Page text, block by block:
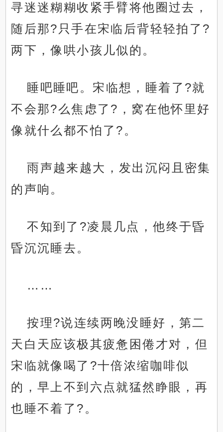
寻迷迷糊糊收紧手臂将他圈过去，
随后那?只手在宋临后背轻轻拍了?
两下，像哄小孩儿似的。
睡吧睡吧。宋临想，睡着了?就
不会那?么焦虑了?，窝在他怀里好
像就什么都不怕了?。
雨声越来越大，发出沉闷且密集
的声响。
不知到了?凌晨几点，他终于昏
昏沉沉睡去。
……
按理?说连续两晚没睡好，第二
天白天应该极其疲惫困倦才对，但
宋临就像喝了?十倍浓缩咖啡似
的，早上不到六点就猛然睁眼，再
也睡不着了?。